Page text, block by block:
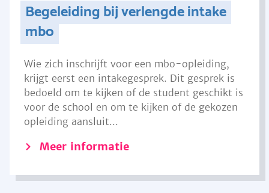
Begeleiding bij verlengde intake
mbo
Wie zich inschrijft voor een mbo-opleiding,
krijgt eerst een intakegesprek. Dit gesprek is
bedoeld om te kijken of de student geschikt is
voor de school en om te kijken of de gekozen
opleiding aansluit...
Meer informatie